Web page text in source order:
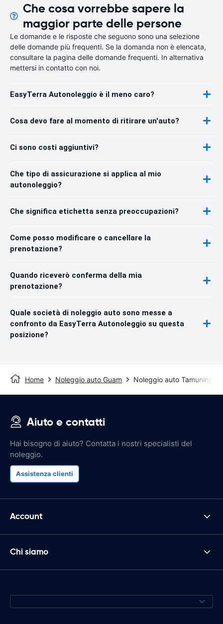
Che cosa vorrebbe sapere la
maggior parte delle persone
Le domande e le risposte che seguono sono una selezione
delle domande più frequenti. Se la domanda non è elencata,
consultare la pagina delle domande frequenti. In alternativa
mettersi in contatto con noi.
EasyTerra Autonoleggio è il meno caro?
Cosa devo fare al momento di ritirare un'auto?
Ci sono costi aggiuntivi?
Che tipo di assicurazione si applica al mio
autonoleggio?
Che significa etichetta senza preoccupazioni?
Come posso modificare o cancellare la
prenotazione?
Quando riceverò conferma della mia
prenotazione?
Quale società di noleggio auto sono messe a
confronto da EasyTerra Autonoleggio su questa
posizione?
Home Noleggio auto Guam Noleggio auto Tamuning
Aiuto e contatti
Hai bisogno di aiuto? Contatta i nostri specialisti del
noleggio.
Assistenza clienti
Account
Chi siamo